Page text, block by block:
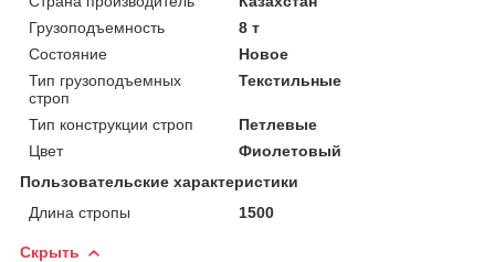
Грузоподъемность
8 т
Состояние
Новое
Тип грузоподъемных
строп
Текстильные
Тип конструкции строп
Петлевые
Цвет
Фиолетовый
Пользовательские характеристики
Длина стропы
1500
Скрыть